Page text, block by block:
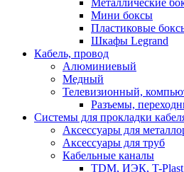
Металлические
Мини боксы
Пластиковые
Шкафы Legrand
Кабель, провод
Алюминиевый
Медный
Телевизионный,
Разъемы,
Системы для прокладки
Аксессуары для
Аксессуары для труб
Кабельные каналы
TDM, ИЭК, T-Plast